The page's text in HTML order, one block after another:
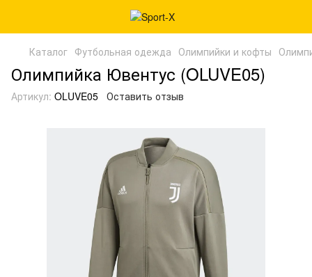
Каталог Футбольная одежда Олимпийки и кофты
Олимпийка Ювентус (OLUVE05)
Артикул: OLUVE05 Оставить отзыв